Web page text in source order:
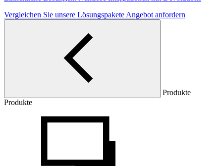
Vergleichen Sie unsere Lösungspakete Angebot anfordern
Produkte
Produkte